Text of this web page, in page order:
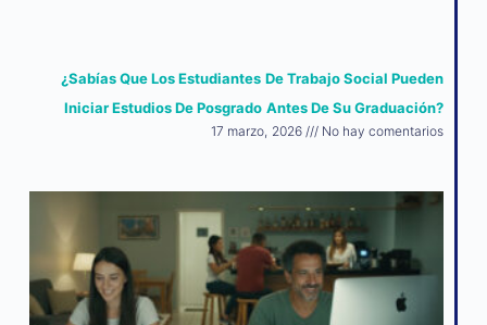
¿Sabías Que Los Estudiantes De Trabajo Social Pueden
Iniciar Estudios De Posgrado Antes De Su Graduación?
17 marzo, 2026 No hay comentarios